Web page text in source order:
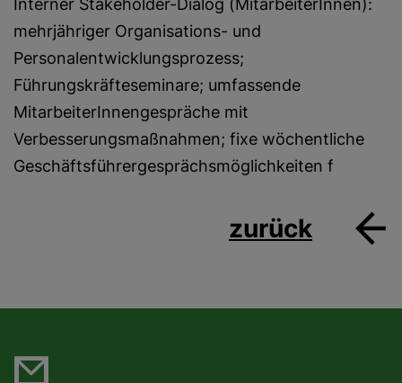
mehrjähriger Organisations- und
Personalentwicklungsprozess;
Führungskräfteseminare; umfassende
MitarbeiterInnengespräche mit
Verbesserungsmaßnahmen; fixe wöchentliche
Geschäftsführergesprächsmöglichkeiten f
zurück